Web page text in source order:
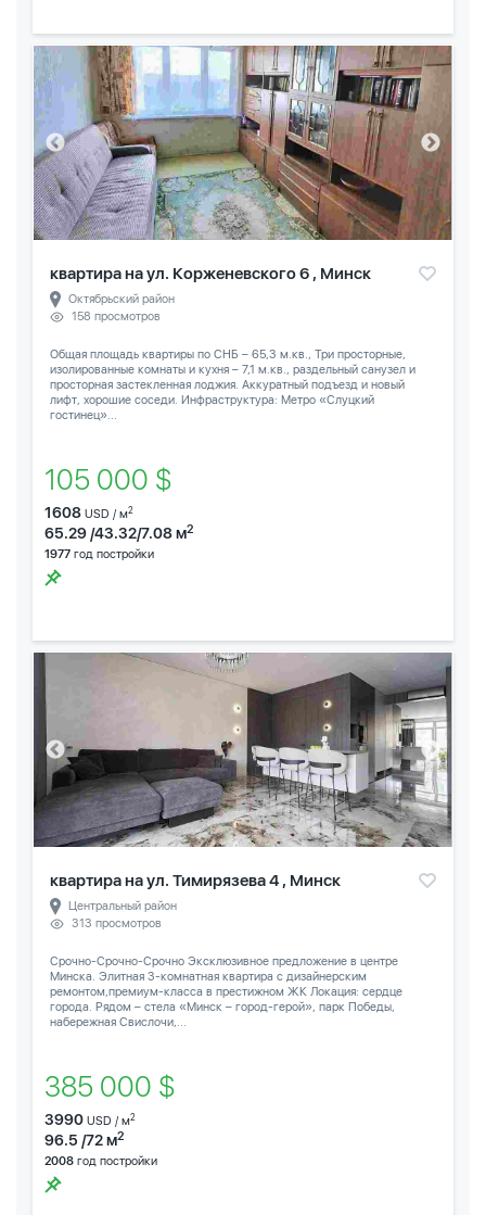
квартира на ул. Корженевского 6 , Минск
Октябрьский район
158 просмотров
Общая площадь квартиры по СНБ – 65,3 м.кв., Три просторные,
изолированные комнаты и кухня – 7,1 м.кв., раздельный санузел и
просторная застекленная лоджия. Аккуратный подъезд и новый
лифт, хорошие соседи. Инфраструктура: Метро «Слуцкий
гостинец»...
105 000 $
1608 USD / м2
65.29 /43.32/7.08 м2
1977 год постройки
квартира на ул. Тимирязева 4 , Минск
Центральный район
313 просмотров
Срочно-Срочно-Срочно Эксклюзивное предложение в центре
Минска. Элитная 3-комнатная квартира с дизайнерским
ремонтом,премиум-класса в престижном ЖК Локация: сердце
города. Рядом – стела «Минск – город-герой», парк Победы,
набережная Свислочи,...
385 000 $
3990 USD / м2
96.5 /72 м2
2008 год постройки